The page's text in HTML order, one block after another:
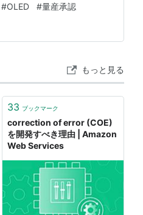
われ続けてきた話です。
#OLED #量産承認
もっと見る
33 ブックマーク
correction of error (COE)
を開発すべき理由 | Amazon
Web Services